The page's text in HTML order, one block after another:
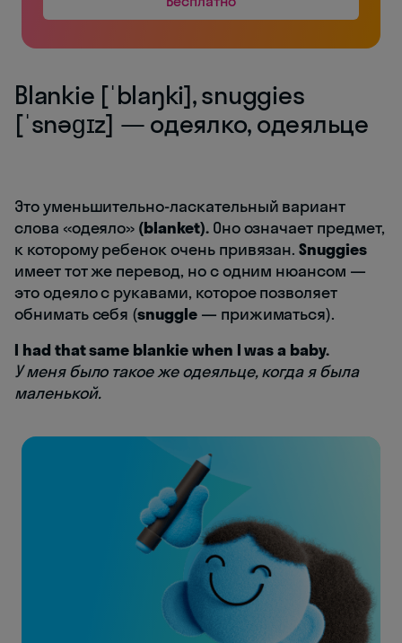
Blankie [ˈblaŋki], snuggies
[ˈsnəɡɪz] — одеялко, одеяльце
Это уменьшительно-ласкательный вариант
слова «одеяло» (blanket).Оно означает предмет,
к которому ребенок очень привязан.Snuggies
имеет тот же перевод, но с одним нюансом —
это одеяло с рукавами, которое позволяет
обнимать себя (snuggle — прижиматься).
I had that same blankie when I was a baby.
У меня было такое же одеяльце, когда я была
маленькой.